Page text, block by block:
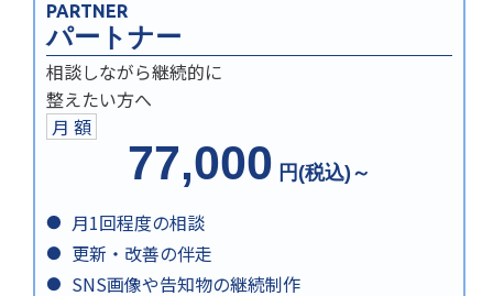
PARTNER
パートナー
相談しながら継続的に
整えたい方へ
月 額
77,000 円(税込)～
月1回程度の相談
更新・改善の伴走
SNS画像や告知物の継続制作